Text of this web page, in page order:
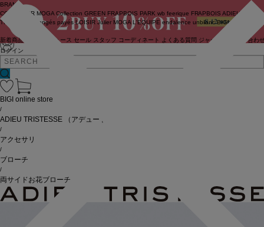
ログイン
BRAND
COUTURIER MOGA Collection GREEN FRAPBOIS PARK wb feerique FRAPBOIS ADIEU
TRISTESSE
congés payés LOISIR Julier MOGA L'EQUIPE endalence unbilanc BIGI online store
新着商品 ニュース セール スタッフ コーディネート よくある質問 ジャーナル お問い合わ
BIGI online store
/
ADIEU TRISTESSE （アデュートリステス）
/
アクセサリ
/
ブローチ
/
両サイドお花ブローチ